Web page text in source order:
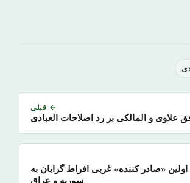
← قبلی
علاوی و المالکی بر رد اصلاحات العبادی
«صادر کننده» غربی افراط گرایان به